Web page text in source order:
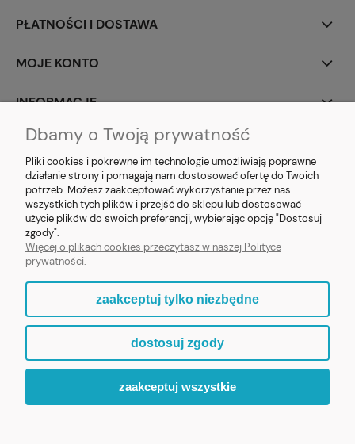
PŁATNOŚCI I DOSTAWA
MOJE KONTO
INFORMACJE
SOCIAL MEDIA
E-prezent.org|sprzedaz@e-prezent.org.pl| Tel.:511546060| NIP:
1133029322 | REGON: 388212193 | Skaryszewska 12, 03-802 Warszawa
© 2021 Księgarnia PREZENT
Sklep internetowy Shoper.pl
Dbamy o Twoją prywatność
Pliki cookies i pokrewne im technologie umożliwiają poprawne
działanie strony i pomagają nam dostosować ofertę do Twoich
potrzeb. Możesz zaakceptować wykorzystanie przez nas
wszystkich tych plików i przejść do sklepu lub dostosować
użycie plików do swoich preferencji, wybierając opcję "Dostosuj
zgody".
Więcej o plikach cookies przeczytasz w naszej Polityce
prywatności.
zaakceptuj tylko niezbędne
dostosuj zgody
zaakceptuj wszystkie